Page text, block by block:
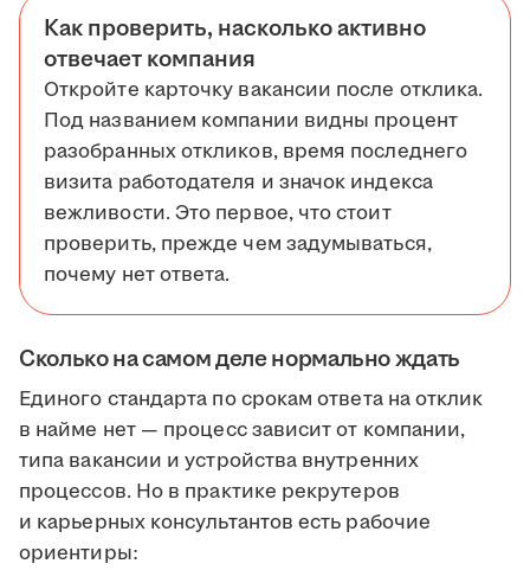
Как проверить, насколько активно
отвечает компания
Откройте карточку вакансии после отклика.
Под названием компании видны процент
разобранных откликов, время последнего
визита работодателя и значок индекса
вежливости. Это первое, что стоит
проверить, прежде чем задумываться,
почему нет ответа.
Сколько на самом деле нормально ждать
Единого стандарта по срокам ответа на отклик
в найме нет — процесс зависит от компании,
типа вакансии и устройства внутренних
процессов. Но в практике рекрутеров
и карьерных консультантов есть рабочие
ориентиры: